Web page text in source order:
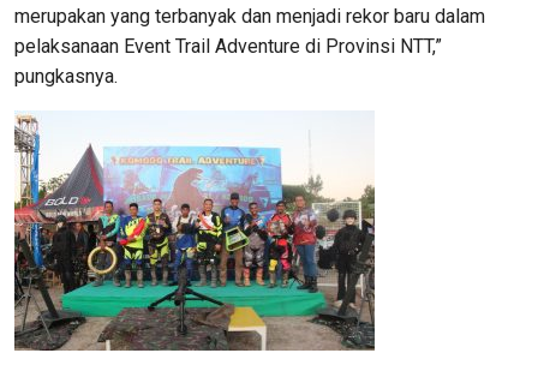
merupakan yang terbanyak dan menjadi rekor baru dalam
pelaksanaan Event Trail Adventure di Provinsi NTT,”
pungkasnya.